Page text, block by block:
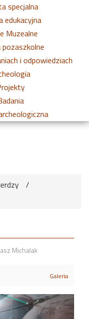
specjalna
edukacyjna
Muzealne
pozaszkolne
i odpowiedziach
/
Michalak
Galeria